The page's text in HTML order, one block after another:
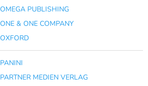
OMEGA PUBLISHING
ONE & ONE COMPANY
OXFORD
PANINI
PARTNER MEDIEN VERLAG